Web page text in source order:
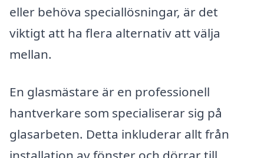
eller behöva speciallösningar, är det
viktigt att ha flera alternativ att välja
mellan.
En glasmästare är en professionell
hantverkare som specialiserar sig på
glasarbeten. Detta inkluderar allt från